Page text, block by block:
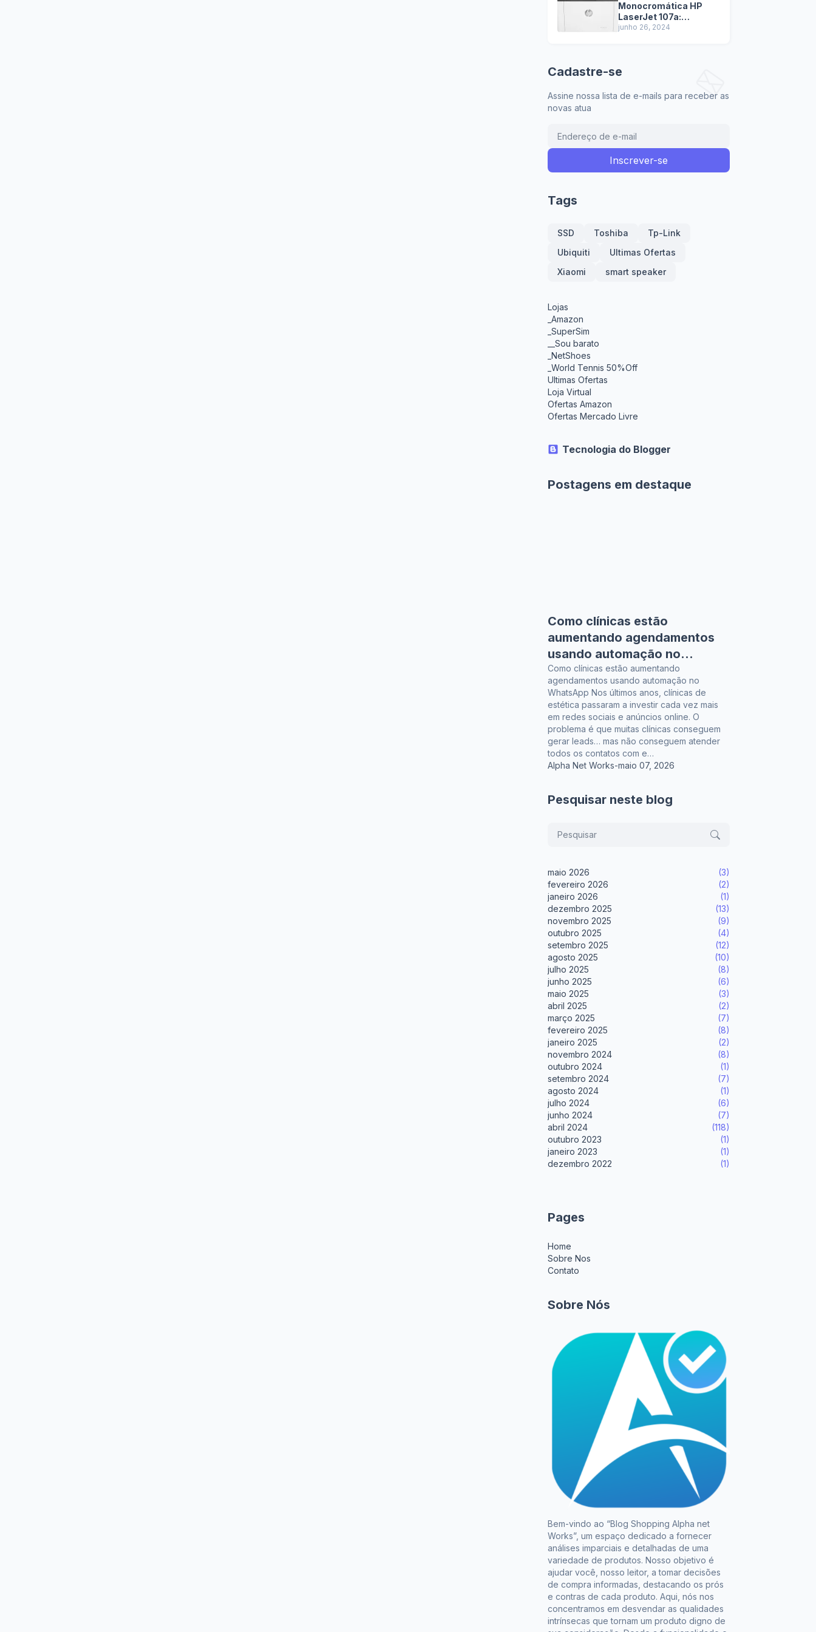
Monocromática HP
LaserJet 107a:
Tecnologia de
junho 26, 2024
Cadastre-se
Assine nossa lista de e-mails para receber as
novas atua
Tags
SSD Toshiba
Tp-Link
Ubiquiti
Ultimas Ofertas
Xiaomi
smart speaker
Lojas
_Amazon
_SuperSim
__Sou barato
_NetShoes
_World Tennis 50%Off
Ultimas Ofertas
Loja Virtual
Ofertas Amazon
Ofertas Mercado Livre
Tecnologia do Blogger
Postagens em destaque
Como clínicas estão
aumentando agendamentos
usando automação no
WhatsApp
Como clínicas estão aumentando
agendamentos usando automação no
WhatsApp Nos últimos anos, clínicas de
estética passaram a investir cada vez mais
em redes sociais e anúncios online. O
problema é que muitas clínicas conseguem
gerar leads… mas não conseguem atender
todos os contatos com e…
Alpha Net Works-maio 07, 2026
Pesquisar neste blog
maio 2026
(3)
fevereiro 2026
(2)
janeiro 2026
(1)
dezembro 2025
(13)
novembro 2025
(9)
outubro 2025
(4)
setembro 2025
(12)
agosto 2025
(10)
julho 2025
(8)
junho 2025
(6)
maio 2025
(3)
abril 2025
(2)
março 2025
(7)
fevereiro 2025
(8)
janeiro 2025
(2)
novembro 2024
(8)
outubro 2024
(1)
setembro 2024
(7)
agosto 2024
(1)
julho 2024
(6)
junho 2024
(7)
abril 2024
(118)
outubro 2023
(1)
janeiro 2023
(1)
dezembro 2022
(1)
Pages
Home
Sobre Nos
Contato
Sobre Nós
Bem-vindo ao “Blog Shopping Alpha net
Works”, um espaço dedicado a fornecer
análises imparciais e detalhadas de uma
variedade de produtos. Nosso objetivo é
ajudar você, nosso leitor, a tomar decisões
de compra informadas, destacando os prós
e contras de cada produto. Aqui, nós nos
concentramos em desvendar as qualidades
intrínsecas que tornam um produto digno de